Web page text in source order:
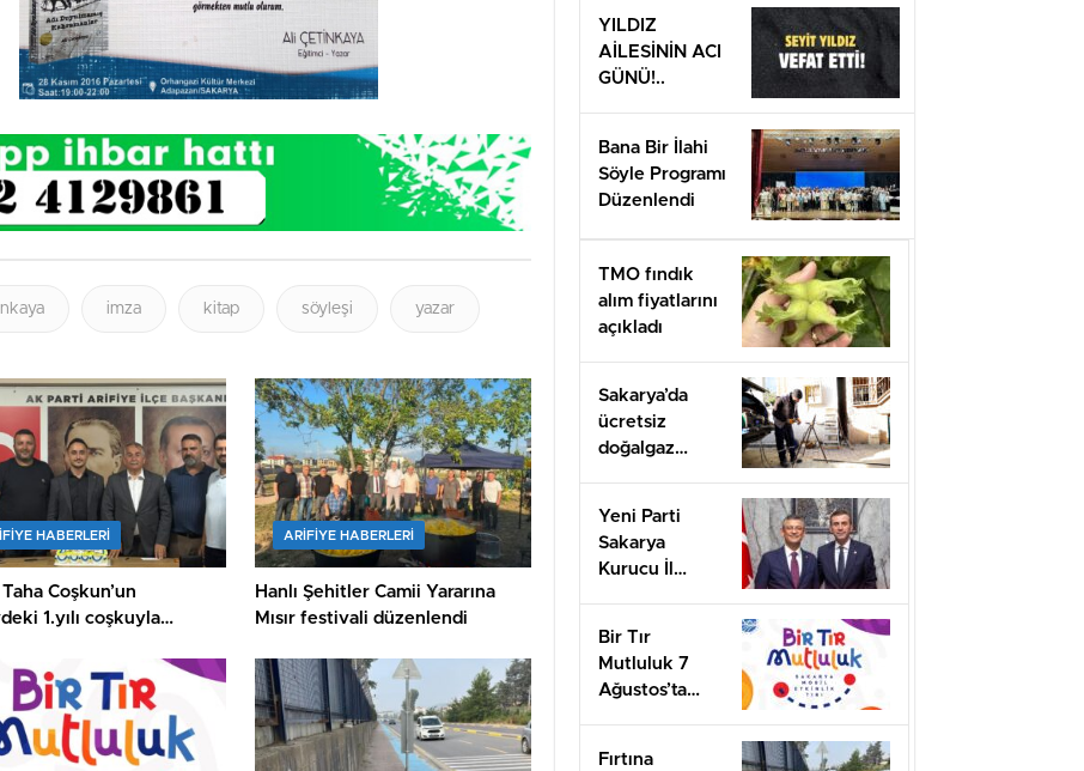
imza kitap söyleşi yazar
HABERLERI
Coşkun’un
1.yılı coşkuyla
ARIFIYE HABERLERI
Hanlı Şehitler Camii Yararına
Mısır festivali düzenlendi
YILDIZ
AİLESİNİN ACI
GÜNÜ!..
Bana Bir İlahi
Söyle Programı
Düzenlendi
TMO fındık
alım fiyatlarını
açıkladı
Sakarya’da
ücretsiz
doğalgaz
başladı
Yeni Parti
Sakarya
Kurucu İl
Bir Tır
Mutluluk 7
Ağustos’ta
Fırtına